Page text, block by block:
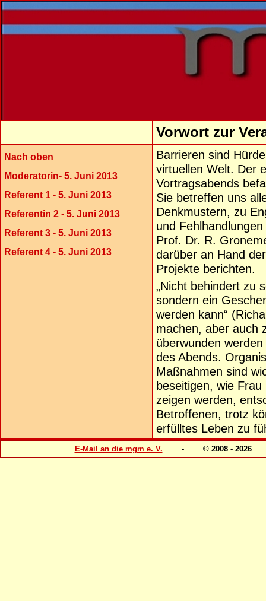
Vorwort zur
Nach oben
Moderatorin- 5. Juni 2013
Referent 1 - 5. Juni 2013
Referentin 2 - 5. Juni 2013
Referent 3 - 5. Juni 2013
Referent 4 - 5. Juni 2013
Barrieren sind
virtuellen Welt. Der
Vortragsabends
Sie betreffen uns
Denkmustern, zu
und
Prof. Dr. R.
darüber an Hand
Projekte berichten.
„Nicht behindert zu
sondern ein
werden kann“
machen, aber auch
überwunden
des Abends.
Maßnahmen sind
beseitigen, wie
zeigen werden,
Betroffenen, trotz
erfülltes Leben zu
E-Mail an die mgm e. V. - © 2008 -